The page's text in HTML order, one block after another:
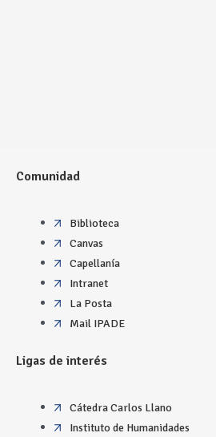
Comunidad
Biblioteca
Canvas
Capellanía
Intranet
La Posta
Mail IPADE
Ligas de interés
Cátedra Carlos Llano
Instituto de Humanidades